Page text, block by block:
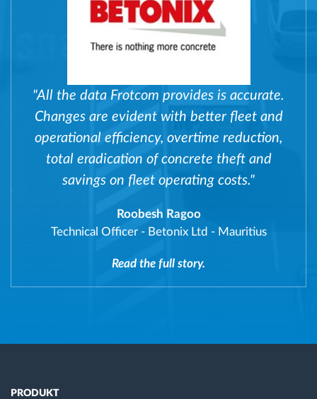
"All the data Frotcom provides is accurate.
Changes are evident with better fleet and
operational efficiency, overtime reduction,
total eradication of concrete theft and
savings on fleet operating costs."
Roobesh Ragoo
Technical Officer - Betonix Ltd - Mauritius
Read the full story.
PRODUKT